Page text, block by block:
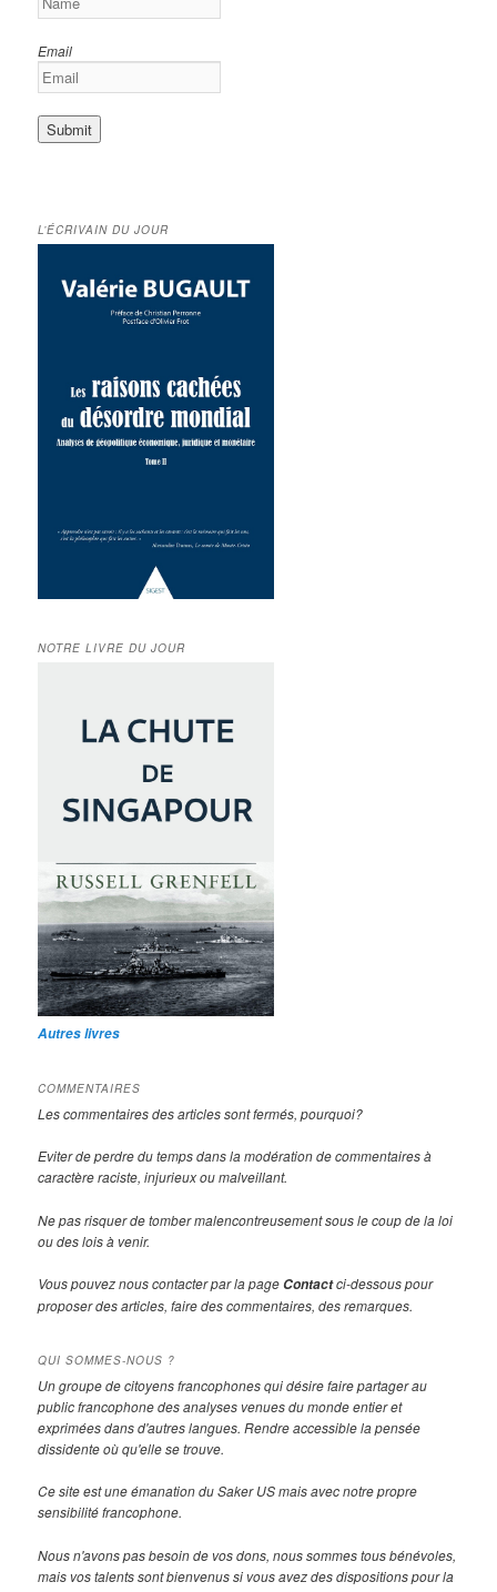
Email
L’ÉCRIVAIN DU JOUR
NOTRE LIVRE DU JOUR
Autres livres
COMMENTAIRES
Les commentaires des articles sont fermés, pourquoi?
Eviter de perdre du temps dans la modération de commentaires à
caractère raciste, injurieux ou malveillant.
Ne pas risquer de tomber malencontreusement sous le coup de la loi
ou des lois à venir.
Vous pouvez nous contacter par la page Contactci-dessous pour
proposer des articles, faire des commentaires, des remarques.
QUI SOMMES-NOUS ?
Un groupe de citoyens francophones qui désire faire partager au
public francophone des analyses venues du monde entier et
exprimées dans d'autres langues. Rendre accessible la pensée
dissidente où qu'elle se trouve.
Ce site est une émanation du Saker US mais avec notre propre
sensibilité francophone.
Nous n'avons pas besoin de vos dons, nous sommes tous bénévoles,
mais vos talents sont bienvenus si vous avez des dispositions pour la